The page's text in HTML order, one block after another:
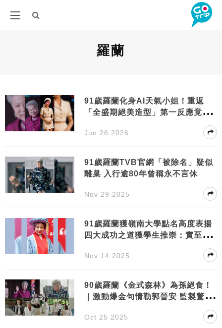
羅蘭
91歲羅蘭化身AI天氣小姐！重返
「全盛期絕美造型」第一反應竟出
Jun 26 2026
91歲羅蘭TVB官網「被除名」疑似
離巢 入行逾80年曾稱永不言休
Nov 29 2025
91歲羅蘭獲嶺南大學點名高度表揚
四大成功之道獲學生推崇：實至名
Nov 14 2025
90歲羅蘭《金式森林》為孫絕食！
｜激動爆金句情勒郭晉安 監製驚
Oct 25 2025